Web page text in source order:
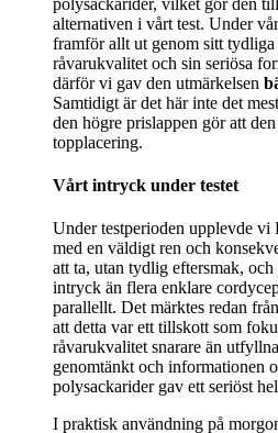
alternativen i vårt test. Under
framför allt ut genom sitt
råvarukvalitet och sin seriösa
därför vi gav den utmärkelsen
Samtidigt är det här inte det
den högre prislappen gör att
topplacering.
Vårt intryck under testet
Under testperioden upplevde
med en väldigt ren och
att ta, utan tydlig eftersmak,
intryck än flera enklare
parallellt. Det märktes redan
att detta var ett tillskott som
råvarukvalitet snarare än
genomtänkt och informationen
polysackarider gav ett seriöst
I praktisk användning på